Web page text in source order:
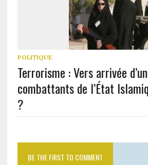
POLITIQUE
Terrorisme : Vers arrivée
combattants de l’État
?
BE THE FIRST TO COMMENT